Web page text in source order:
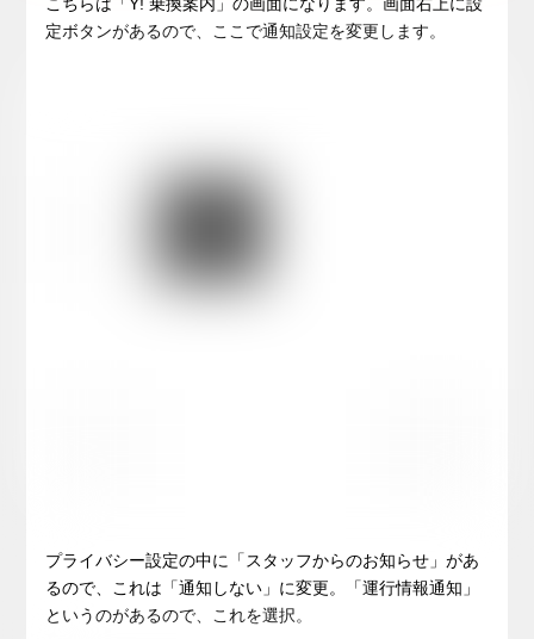
定ボタンがあるので、ここで通知設定を変更します。
プライバシー設定の中に「スタッフからのお知らせ」があ
るので、これは「通知しない」に変更。「運行情報通知」
というのがあるので、これを選択。